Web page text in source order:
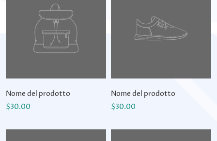
Nome del prodotto
$30.00
Nome del prodotto
$30.00